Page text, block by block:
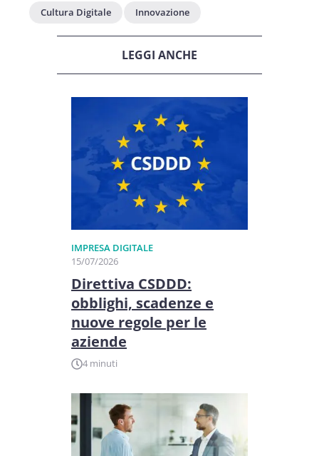
Cultura Digitale Innovazione
LEGGI ANCHE
IMPRESA DIGITALE
15/07/2026
Direttiva CSDDD:
obblighi, scadenze e
nuove regole per le
aziende
4 minuti